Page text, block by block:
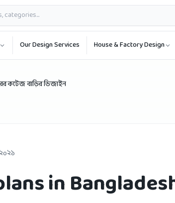
Our Design Services House & Factory Design
কটেজ বাড়ির ডিজাইন
in